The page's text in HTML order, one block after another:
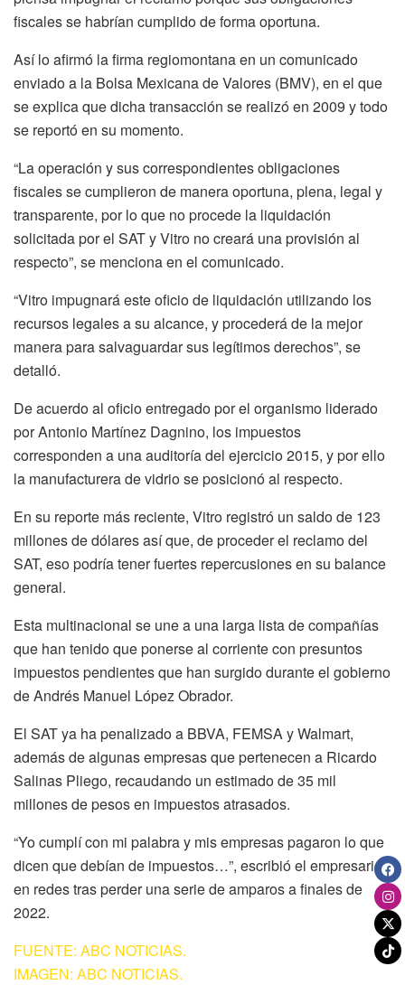
fiscales se habrían cumplido de forma oportuna.
Así lo afirmó la firma regiomontana en un comunicado
enviado a la Bolsa Mexicana de Valores (BMV), en el que
se explica que dicha transacción se realizó en 2009 y todo
se reportó en su momento.
“La operación y sus correspondientes obligaciones
fiscales se cumplieron de manera oportuna, plena, legal y
transparente, por lo que no procede la liquidación
solicitada por el SAT y Vitro no creará una provisión al
respecto”, se menciona en el comunicado.
“Vitro impugnará este oficio de liquidación utilizando los
recursos legales a su alcance, y procederá de la mejor
manera para salvaguardar sus legítimos derechos”, se
detalló.
De acuerdo al oficio entregado por el organismo liderado
por Antonio Martínez Dagnino, los impuestos
corresponden a una auditoría del ejercicio 2015, y por ello
la manufacturera de vidrio se posicionó al respecto.
En su reporte más reciente, Vitro registró un saldo de 123
millones de dólares así que, de proceder el reclamo del
SAT, eso podría tener fuertes repercusiones en su balance
general.
Esta multinacional se une a una larga lista de compañías
que han tenido que ponerse al corriente con presuntos
impuestos pendientes que han surgido durante el gobierno
de Andrés Manuel López Obrador.
El SAT ya ha penalizado a BBVA, FEMSA y Walmart,
además de algunas empresas que pertenecen a Ricardo
Salinas Pliego, recaudando un estimado de 35 mil
millones de pesos en impuestos atrasados.
“Yo cumplí con mi palabra y mis empresas pagaron lo que
dicen que debían de impuestos…”, escribió el empresario
en redes tras perder una serie de amparos a finales de
2022.
FUENTE: ABC NOTICIAS.
IMAGEN: ABC NOTICIAS.